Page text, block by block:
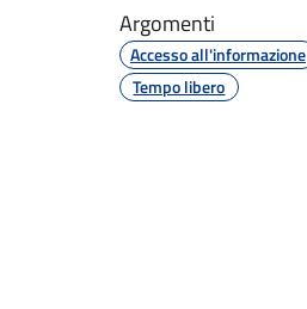
Argomenti
Accesso all'informazione
Tempo libero